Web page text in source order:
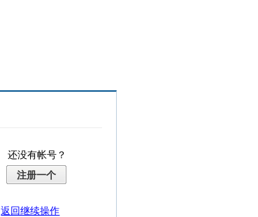
还没有帐号？
注册一个
返回继续操作